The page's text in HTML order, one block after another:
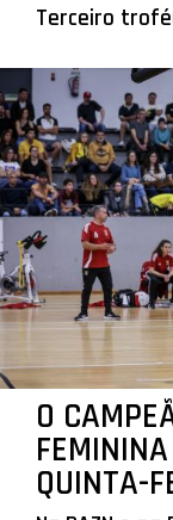
Terceiro
O
QUINTA-